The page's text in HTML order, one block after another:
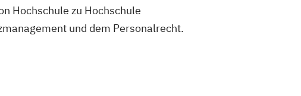
Hochschule zu Hochschule
und dem Personalrecht.